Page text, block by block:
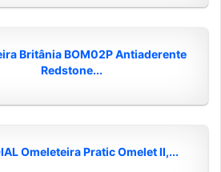
Britânia BOM02P Antiaderente
Redstone...
Omeleteira Pratic Omelet II,...